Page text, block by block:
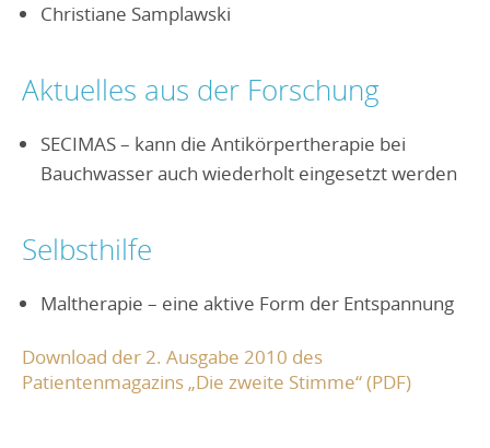
Christiane Samplawski
Aktuelles aus der Forschung
SECIMAS – kann die Antikörpertherapie bei
Bauchwasser auch wiederholt eingesetzt werden
Selbsthilfe
Maltherapie – eine aktive Form der Entspannung
Download der 2. Ausgabe 2010 des
Patientenmagazins „Die zweite Stimme“ (PDF)